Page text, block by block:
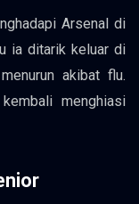
Arsenal di
ia ditarik keluar di
akibat flu.
menghiasi